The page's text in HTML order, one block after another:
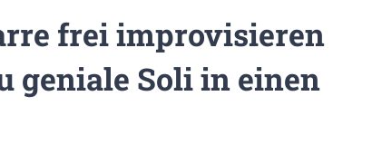
frei improvisieren
geniale Soli in einen